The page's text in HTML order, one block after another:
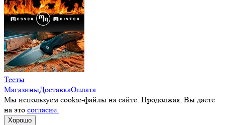
Тесты
МагазиныДоставкаОплата
Мы используем cookie-файлы на сайте. Продолжая, Вы даете
на это согласие.
Хорошо